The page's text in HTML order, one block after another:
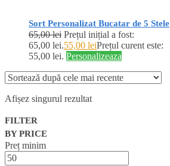
Sort Personalizat Bucatar de 5 Stele
65,00lei Prețul inițial a fost:
65,00 lei.55,00 leiPrețul curent este:
55,00 lei. Personalizeaza
Afișez singurul rezultat
FILTER
BY PRICE
Preț minim